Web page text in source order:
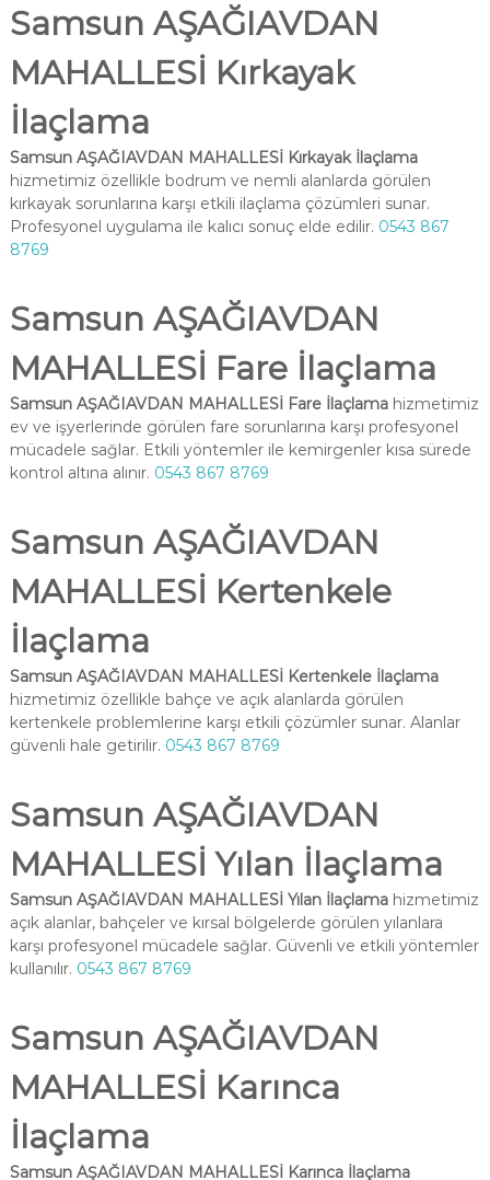
Samsun AŞAĞIAVDAN
MAHALLESİ Kırkayak
İlaçlama
Samsun AŞAĞIAVDAN MAHALLESİ Kırkayak İlaçlama
hizmetimiz özellikle bodrum ve nemli alanlarda görülen
kırkayak sorunlarına karşı etkili ilaçlama çözümleri sunar.
Profesyonel uygulama ile kalıcı sonuç elde edilir. 0543 867
8769
Samsun AŞAĞIAVDAN
MAHALLESİ Fare İlaçlama
Samsun AŞAĞIAVDAN MAHALLESİ Fare İlaçlamahizmetimiz
ev ve işyerlerinde görülen fare sorunlarına karşı profesyonel
mücadele sağlar. Etkili yöntemler ile kemirgenler kısa sürede
kontrol altına alınır. 0543 867 8769
Samsun AŞAĞIAVDAN
MAHALLESİ Kertenkele
İlaçlama
Samsun AŞAĞIAVDAN MAHALLESİ Kertenkele İlaçlama
hizmetimiz özellikle bahçe ve açık alanlarda görülen
kertenkele problemlerine karşı etkili çözümler sunar. Alanlar
güvenli hale getirilir. 0543 867 8769
Samsun AŞAĞIAVDAN
MAHALLESİ Yılan İlaçlama
Samsun AŞAĞIAVDAN MAHALLESİ Yılan İlaçlamahizmetimiz
açık alanlar, bahçeler ve kırsal bölgelerde görülen yılanlara
karşı profesyonel mücadele sağlar. Güvenli ve etkili yöntemler
kullanılır. 0543 867 8769
Samsun AŞAĞIAVDAN
MAHALLESİ Karınca
İlaçlama
Samsun AŞAĞIAVDAN MAHALLESİ Karınca İlaçlama